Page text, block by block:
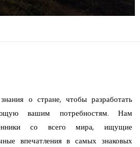
о стране, чтобы разработать
вашим потребностям. Нам
со всего мира, ищущие
впечатления в самых знаковых